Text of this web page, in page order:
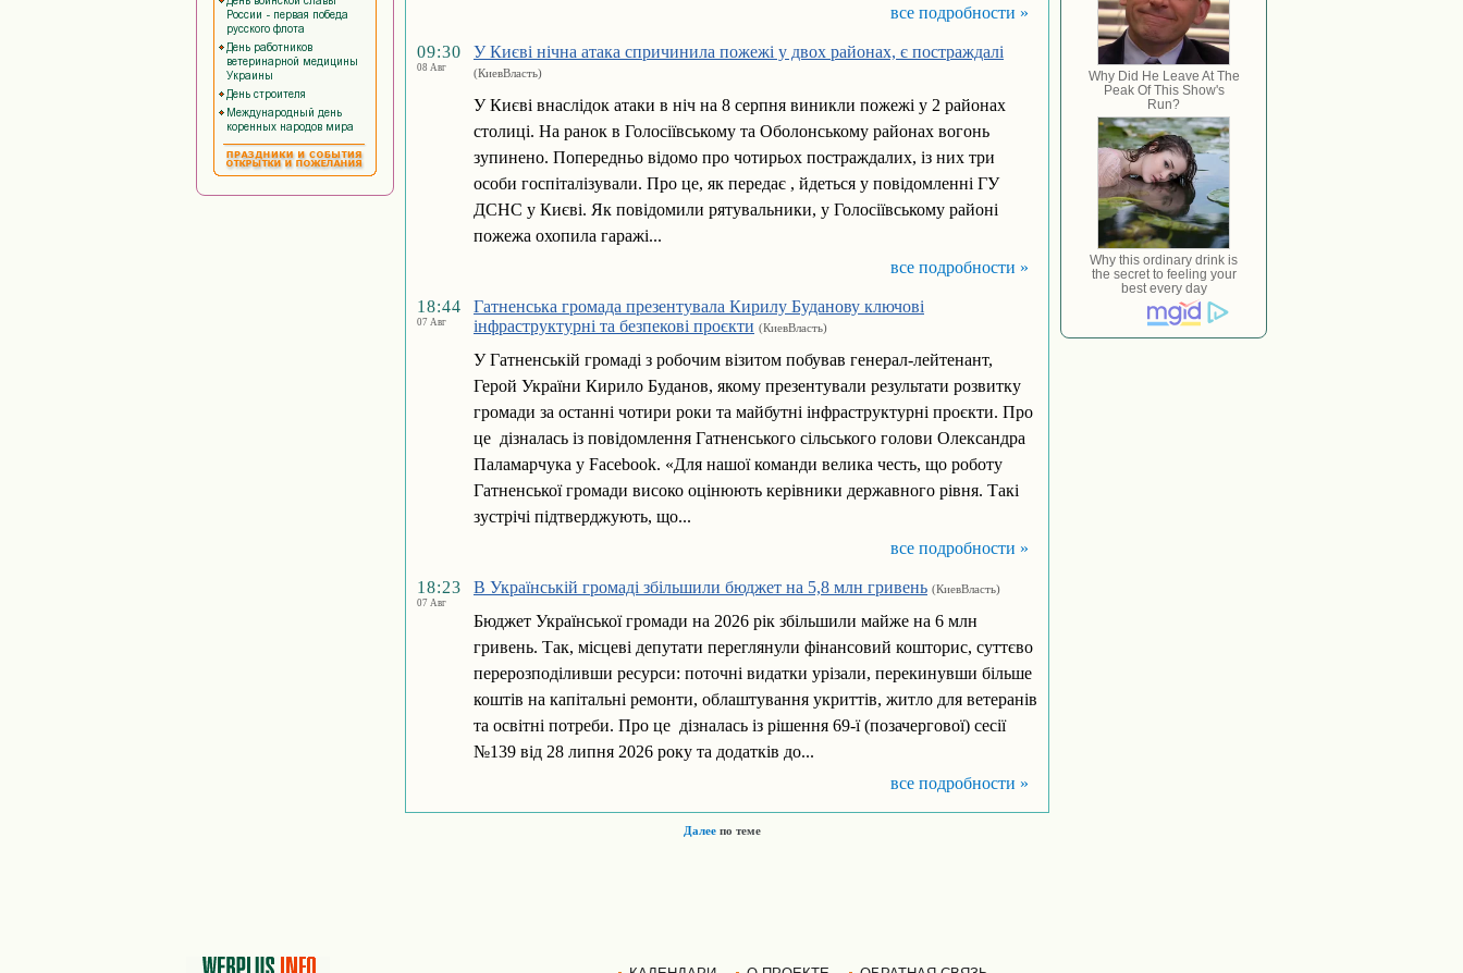
все подробности »
09:30
08 Авг
У Києві нічна атака спричинила пожежі у двох районах, є постраждалі
(КиевВласть)
У Києві внаслідок атаки в ніч на 8 серпня виникли пожежі у 2 районах
столиці. На ранок в Голосіївському та Оболонському районах вогонь
зупинено. Попередньо відомо про чотирьох постраждалих, із них три
особи госпіталізували. Про це, як передає , йдеться у повідомленні ГУ
ДСНС у Києві. Як повідомили рятувальники, у Голосіївському районі
пожежа охопила гаражі...
все подробности »
18:44
07 Авг
Гатненська громада презентувала Кирилу Буданову ключові
інфраструктурні та безпекові проєкти (КиевВласть)
У Гатненській громаді з робочим візитом побував генерал-лейтенант,
Герой України Кирило Буданов, якому презентували результати розвитку
громади за останні чотири роки та майбутні інфраструктурні проєкти. Про
це дізналась із повідомлення Гатненського сільського голови Олександра
Паламарчука у Facebook. «Для нашої команди велика честь, що роботу
Гатненської громади високо оцінюють керівники державного рівня. Такі
зустрічі підтверджують, що...
все подробности »
18:23
07 Авг
В Українській громаді збільшили бюджет на 5,8 млн гривень (КиевВласть)
Бюджет Української громади на 2026 рік збільшили майже на 6 млн
гривень. Так, місцеві депутати переглянули фінансовий кошторис, суттєво
перерозподіливши ресурси: поточні видатки урізали, перекинувши більше
коштів на капітальні ремонти, облаштування укриттів, житло для ветеранів
та освітні потреби. Про це дізналась із рішення 69-ї (позачергової) сесії
№139 від 28 липня 2026 року та додатків до...
все подробности »
Далеепо теме